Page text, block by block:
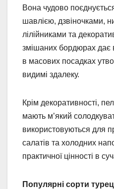
Вона чудово
шавлією, дзвіночками,
лілійниками та
змішаних бордюрах дає
в масових посадках
видимі здалеку.
Крім декоративності,
мають м’який
використовуються для
салатів та холодних
практичної цінності в
Популярні сорти